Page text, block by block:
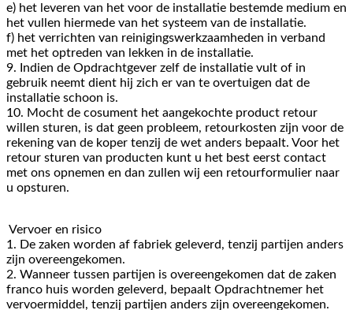
e) het leveren van het voor de installatie bestemde medium en
het vullen hiermede van het systeem van de installatie.
f) het verrichten van reinigingswerkzaamheden in verband
met het optreden van lekken in de installatie.
9. Indien de Opdrachtgever zelf de installatie vult of in
gebruik neemt dient hij zich er van te overtuigen dat de
installatie schoon is.
10. Mocht de cosument het aangekochte product retour
willen sturen, is dat geen probleem, retourkosten zijn voor de
rekening van de koper tenzij de wet anders bepaalt. Voor het
retour sturen van producten kunt u het best eerst contact
met ons opnemen en dan zullen wij een retourformulier naar
u opsturen.
Vervoer en risico
1. De zaken worden af fabriek geleverd, tenzij partijen anders
zijn overeengekomen.
2. Wanneer tussen partijen is overeengekomen dat de zaken
franco huis worden geleverd, bepaalt Opdrachtnemer het
vervoermiddel, tenzij partijen anders zijn overeengekomen.